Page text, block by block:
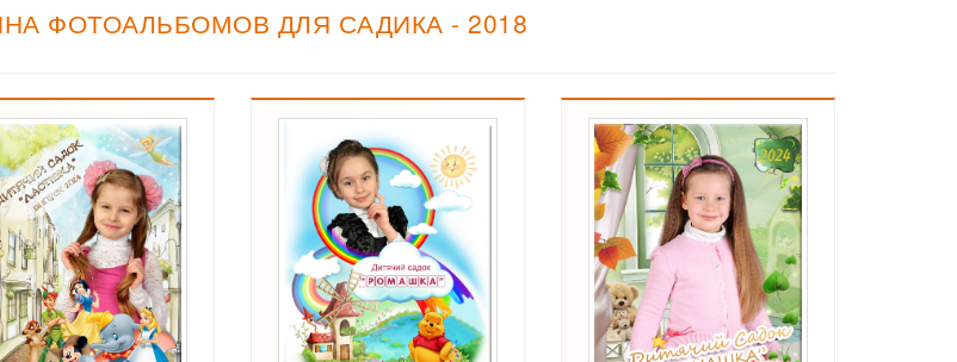
ФОТОАЛЬБОМОВ ДЛЯ САДИКА - 2018